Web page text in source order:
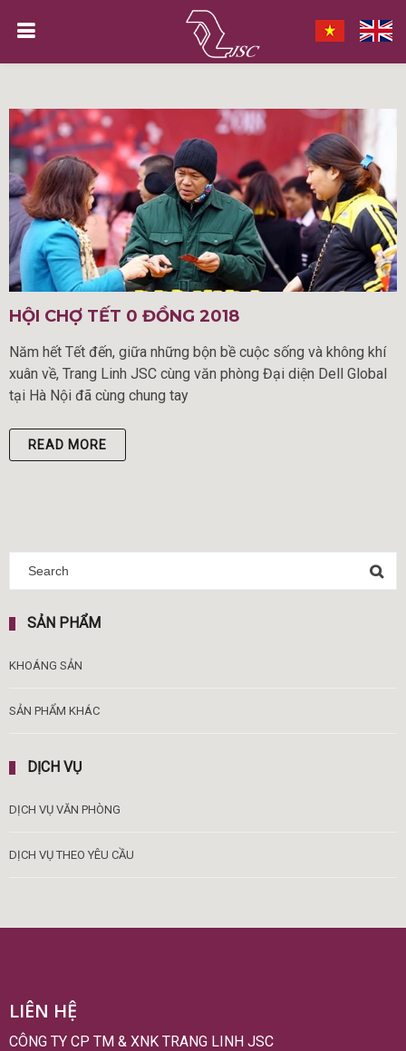
HỘI CHỢ TẾT 0 ĐỒNG 2018
Năm hết Tết đến, giữa những bộn bề cuộc sống và không khí
xuân về, Trang Linh JSC cùng văn phòng Đại diện Dell Global
tại Hà Nội đã cùng chung tay
READ MORE
SẢN PHẨM
KHOÁNG SẢN
SẢN PHẨM KHÁC
DỊCH VỤ
DỊCH VỤ VĂN PHÒNG
DỊCH VỤ THEO YÊU CẦU
LIÊN HỆ
CÔNG TY CP TM & XNK TRANG LINH JSC